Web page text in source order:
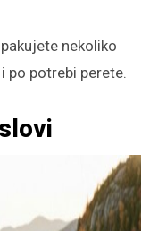
nekoliko
po potrebi perete.